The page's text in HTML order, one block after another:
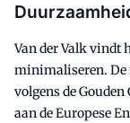
Van der Valk vindt
minimaliseren.
volgens de
aan de Europese